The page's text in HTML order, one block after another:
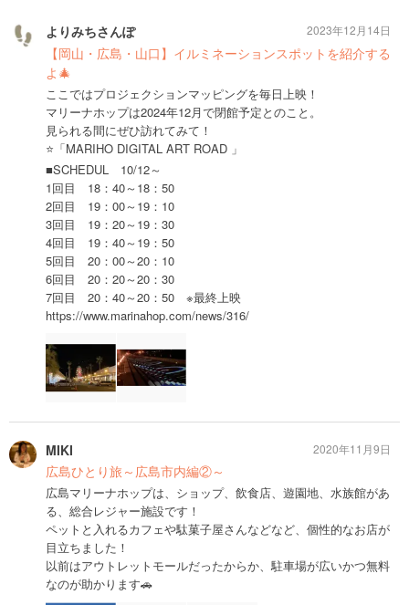
よりみちさんぽ
【岡山・広島・山口】イルミネーションスポットを紹介する
よ🎄
ここではプロジェクションマッピングを毎日上映！
マリーナホップは2024年12月で閉館予定とのこと。
見られる間にぜひ訪れてみて！
⭐️「MARIHO DIGITAL ART ROAD 」
■SCHEDUL 10/12～
1回目 18：40～18：50
2回目 19：00～19：10
3回目 19：20～19：30
4回目 19：40～19：50
5回目 20：00～20：10
6回目 20：20～20：30
7回目 20：40～20：50 ※最終上映
https://www.marinahop.com/news/316/
2023年12月14日
MIKI
広島ひとり旅～広島市内編②～
広島マリーナホップは、ショップ、飲食店、遊園地、水族館があ
る、総合レジャー施設です！
ペットと入れるカフェや駄菓子屋さんなどなど、個性的なお店が
目立ちました！
以前はアウトレットモールだったからか、駐車場が広いかつ無料
なのが助かります🚗
2020年11月9日